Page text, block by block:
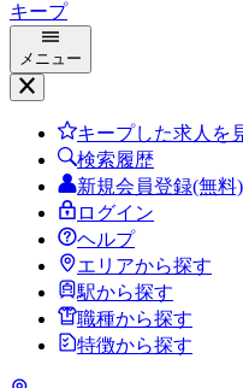
キープ
メニュー
キープした求人を
検索履歴
新規会員登録(無料)
ログイン
ヘルプ
エリアから探す
駅から探す
職種から探す
特徴から探す